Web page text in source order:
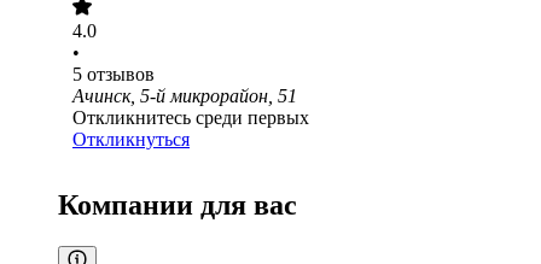
4.0
•
5 отзывов
Ачинск, 5-й микрорайон, 51
Откликнитесь среди первых
Откликнуться
Компании для вас